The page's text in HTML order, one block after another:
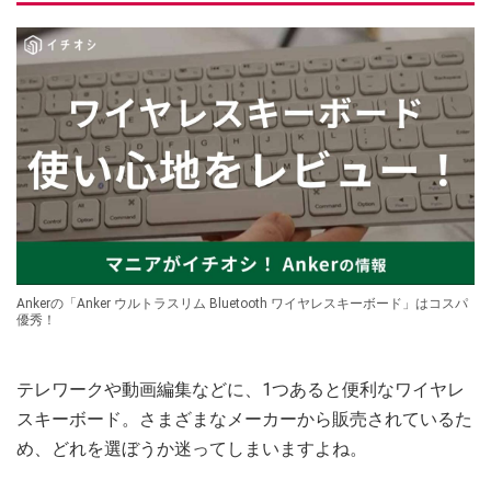
Ankerの「Anker ウルトラスリム Bluetooth ワイヤレスキーボード」はコスパ
優秀！
テレワークや動画編集などに、1つあると便利なワイヤレ
スキーボード。さまざまなメーカーから販売されているた
め、どれを選ぼうか迷ってしまいますよね。